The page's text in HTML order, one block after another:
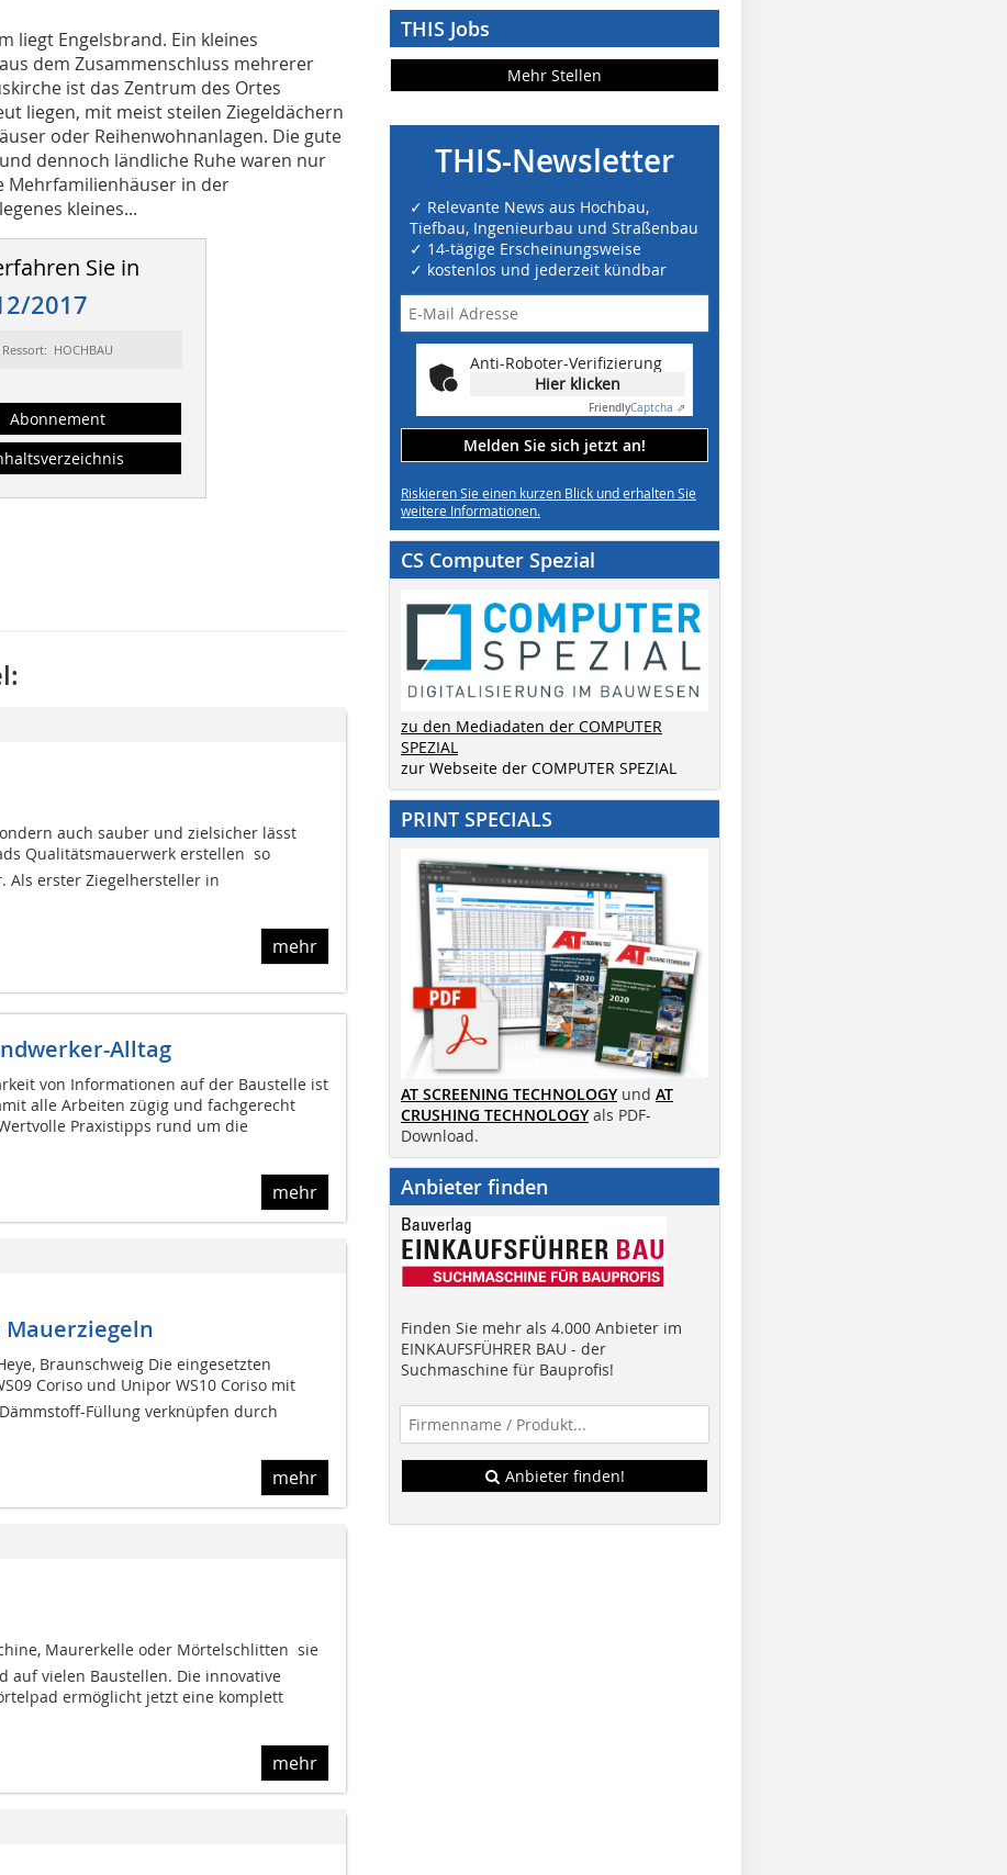
liegt Engelsbrand. Ein kleines
dem Zusammenschluss mehrerer
ist das Zentrum des Ortes
liegen, mit meist steilen Ziegeldächern
oder Reihen­wohnanlagen. Die gute
dennoch ländliche Ruhe waren nur
Mehrfamilienhäuser in der
kleines...
Sie in
2017
Ressort: HOCHBAU
Abonnement
auch sauber und zielsicher lässt
Qualitätsmauerwerk erstellen  so
Als erster Ziegelhersteller in
mehr
Alltag
von Informationen auf der Baustelle ist
alle Arbeiten zügig und fachgerecht
Praxistipps rund um die
mehr
Braunschweig Die eingesetzten
Coriso und Unipor WS10 Coriso mit
Füllung verknüpfen durch
mehr
Maurerkelle oder Mörtelschlitten  sie
auf vielen Baustellen. Die innovative
ermöglicht jetzt eine komplett
mehr
THIS Jobs
Mehr Stellen
THIS-Newsletter
✓ Relevante News aus Hochbau,
Tiefbau, Ingenieurbau und Straßenbau
✓ 14-tägige Erscheinungsweise
✓ kostenlos und jederzeit kündbar
Anti-Roboter-Verifizierung
Hier klicken
FriendlyCaptcha ⇗
Melden Sie sich jetzt an!
Riskieren Sie einen kurzen Blick und erhalten Sie
weitere Informationen.
CS Computer Spezial
zu den Mediadaten der COMPUTER
SPEZIAL
zur Webseite der COMPUTER SPEZIAL
PRINT SPECIALS
AT SCREENING TECHNOLOGY und AT
CRUSHING TECHNOLOGY als PDF-
Download.
Anbieter finden
Finden Sie mehr als 4.000 Anbieter im
EINKAUFSFÜHRER BAU - der
Suchmaschine für Bauprofis!
Anbieter finden!